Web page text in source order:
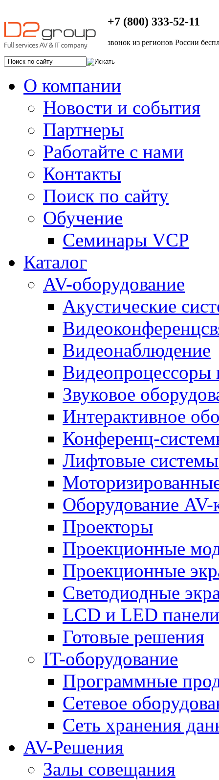
+7 (800) 333-52-11
звонок из регионов России
О компании
Новости и события
Партнеры
Работайте с нами
Контакты
Поиск по сайту
Обучение
Семинары VCP
Каталог
AV-оборудование
Акустические
Видеонаблюдение
Видеопроцессоры
Звуковое
Интерактивное
Конференц-
Лифтовые
Оборудование
Проекторы
Проекционные
Проекционные
Светодиодные
LCD и LED панели
Готовые решения
IT-оборудование
Программные
Сетевое
Сеть хранения
AV-Решения
Залы совещания